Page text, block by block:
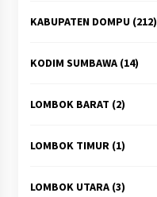
KABUPATEN DOMPU(212)
KODIM SUMBAWA(14)
LOMBOK BARAT (2)
LOMBOK TIMUR(1)
LOMBOK UTARA(3)